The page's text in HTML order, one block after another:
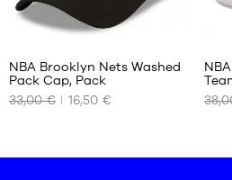
UNSERE
VERFÜGBAREN
NBA Brooklyn Nets Washed
Pack Cap, Pack
33,00 €
16,50 €